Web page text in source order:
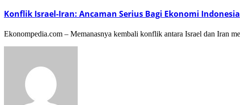
Konflik Israel-Iran: Ancaman Serius Bagi Ekonomi Indonesia
Ekonompedia.com – Memanasnya kembali konflik antara Israel dan Iran